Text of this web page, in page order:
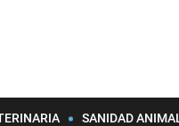
SANIDAD